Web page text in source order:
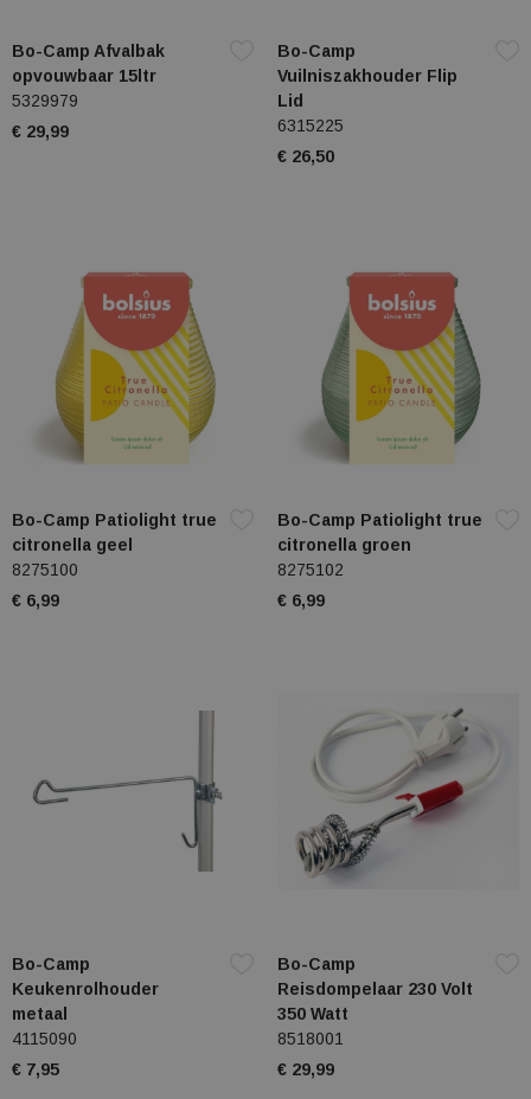
Bo-Camp Afvalbak
opvouwbaar 15ltr
5329979
€ 29,99
Bo-Camp
Vuilniszakhouder Flip
Lid
6315225
€ 26,50
Bo-Camp Patiolight true
citronella geel
8275100
€ 6,99
Bo-Camp Patiolight true
citronella groen
8275102
€ 6,99
Bo-Camp
Keukenrolhouder
metaal
4115090
€ 7,95
Bo-Camp
Reisdompelaar 230 Volt
350 Watt
8518001
€ 29,99